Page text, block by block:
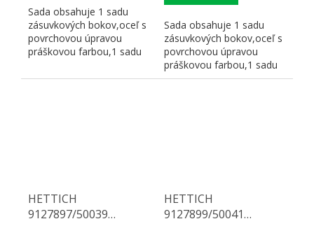
Sada obsahuje 1 sadu
zásuvkových bokov,oceľ s
povrchovou úpravou
práškovou farbou,1 sadu
Sada obsahuje 1 sadu
zásuvkových bokov,oceľ s
povrchovou úpravou
práškovou farbou,1 sadu
korpusových koľajničiek...
HETTICH
9127897/50039
HETTICH
9127899/50041